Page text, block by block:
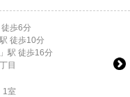
徒歩6分
駅 徒歩10分
」駅 徒歩16分
目
1室